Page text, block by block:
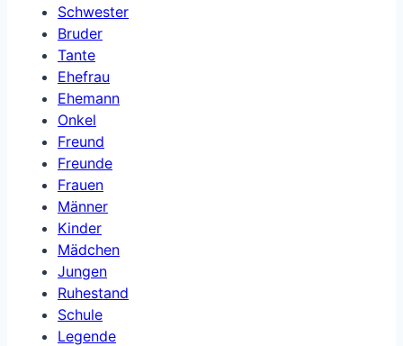
Schwester
Bruder
Tante
Ehefrau
Ehemann
Onkel
Freund
Freunde
Frauen
Männer
Kinder
Mädchen
Jungen
Ruhestand
Schule
Legende